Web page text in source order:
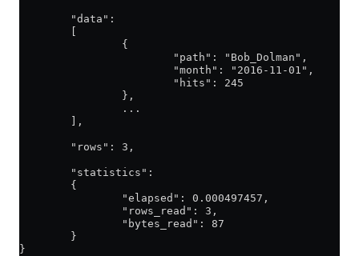
        "data":
        [
                {
                        "path": "Bob_Dolman",
                        "month": "2016-11-01",
                        "hits": 245
                },
                ...
        ],
        "rows": 3,
        "statistics":
        {
                "elapsed": 0.000497457,
                "rows_read": 3,
                "bytes_read": 87
        }
}